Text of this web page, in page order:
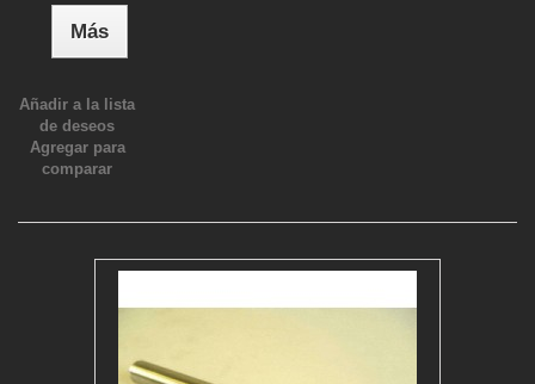
Más
Añadir a la lista
de deseos
Agregar para
comparar